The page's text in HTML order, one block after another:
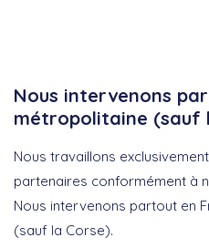
Nous intervenons
métropolitaine (sauf
Nous travaillons
partenaires conformément à
Nous intervenons partout en
(sauf la Corse).